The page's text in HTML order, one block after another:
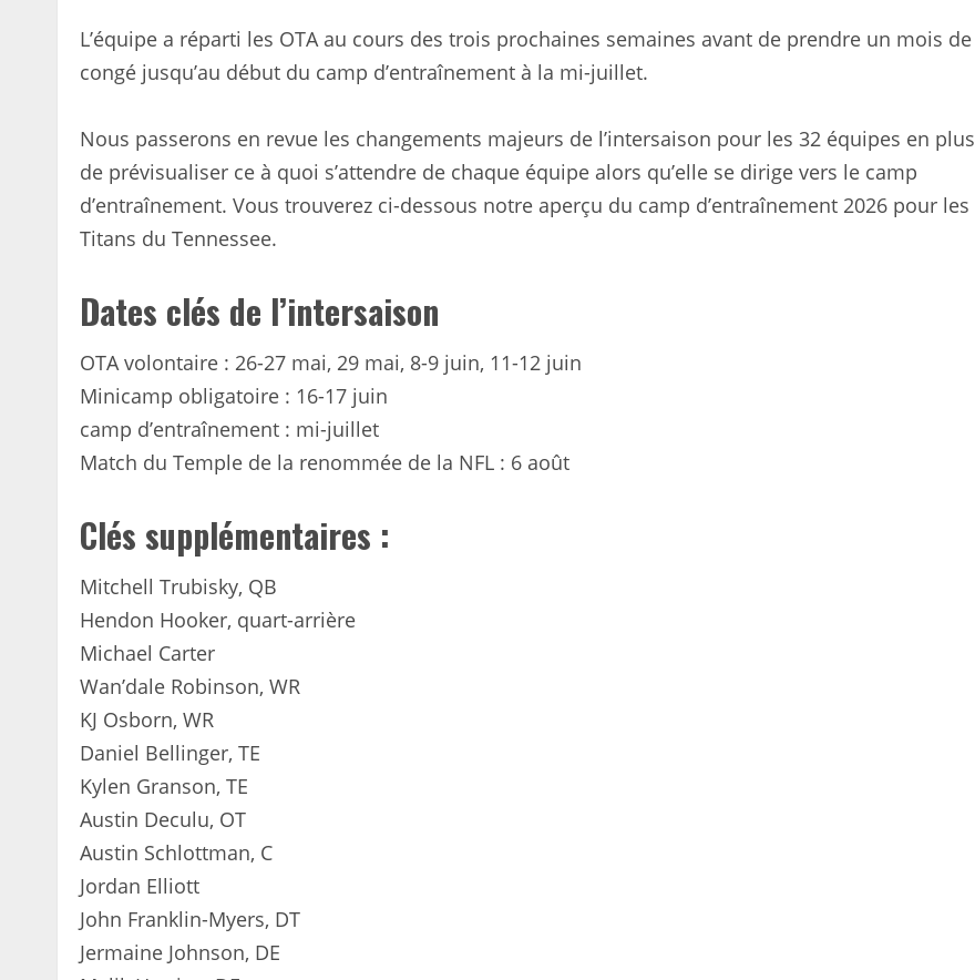
L’équipe a réparti les OTA au cours des trois prochaines semaines avant de prendre un mois de
congé jusqu’au début du camp d’entraînement à la mi-juillet.
Nous passerons en revue les changements majeurs de l’intersaison pour les 32 équipes en plus
de prévisualiser ce à quoi s’attendre de chaque équipe alors qu’elle se dirige vers le camp
d’entraînement. Vous trouverez ci-dessous notre aperçu du camp d’entraînement 2026 pour les
Titans du Tennessee.
Dates clés de l’intersaison
OTA volontaire : 26-27 mai, 29 mai, 8-9 juin, 11-12 juin
Minicamp obligatoire : 16-17 juin
camp d’entraînement : mi-juillet
Match du Temple de la renommée de la NFL : 6 août
Clés supplémentaires :
Mitchell Trubisky, QB
Hendon Hooker, quart-arrière
Michael Carter
Wan’dale Robinson, WR
KJ Osborn, WR
Daniel Bellinger, TE
Kylen Granson, TE
Austin Deculu, OT
Austin Schlottman, C
Jordan Elliott
John Franklin-Myers, DT
Jermaine Johnson, DE